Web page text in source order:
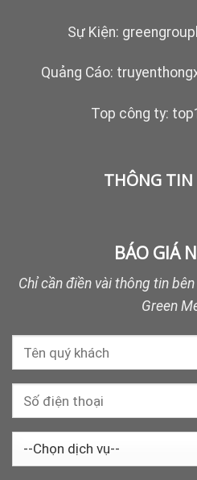
Sự Kiện:
Quảng Cáo:
Top công ty:
THÔNG TIN
BÁO GIÁ
Chỉ cần điền vài thông tin
Green